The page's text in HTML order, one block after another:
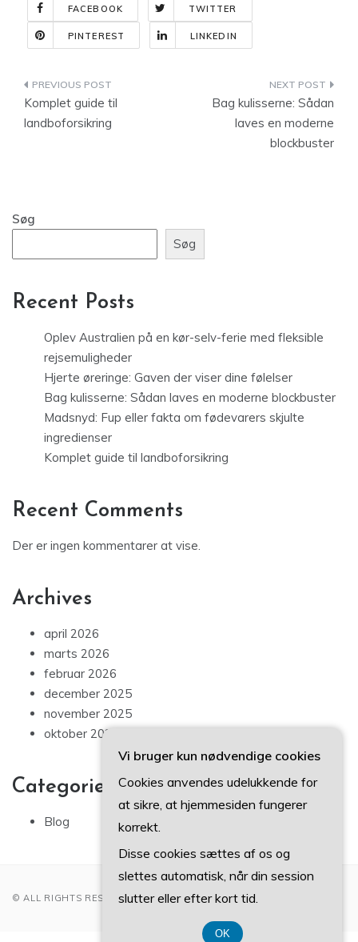
FACEBOOK TWITTER
PINTEREST LINKEDIN
Indlægsnavigation
Komplet guide til
landboforsikring
Bag kulisserne: Sådan
laves en moderne
blockbuster
Søg
Søg
Recent Posts
Oplev Australien på en kør-selv-ferie med fleksible
rejsemuligheder
Hjerte øreringe: Gaven der viser dine følelser
Bag kulisserne: Sådan laves en moderne blockbuster
Madsnyd: Fup eller fakta om fødevarers skjulte
ingredienser
Komplet guide til landboforsikring
Recent Comments
Der er ingen kommentarer at vise.
Archives
april 2026
marts 2026
februar 2026
december 2025
november 2025
oktober 2025
Categories
Blog
© ALL RIGHTS RESERVED 2022
Vi bruger kun nødvendige cookies
Cookies anvendes udelukkende for
at sikre, at hjemmesiden fungerer
korrekt.
Disse cookies sættes af os og
slettes automatisk, når din session
slutter eller efter kort tid.
OK